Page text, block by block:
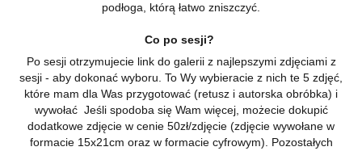
podłoga, którą łatwo zniszczyć.
Co po sesji?
Po sesji otrzymujecie link do galerii z najlepszymi zdjęciami z
sesji - aby dokonać wyboru. To Wy wybieracie z nich te 5 zdjęć,
które mam dla Was przygotować (retusz i autorska obróbka) i
wywołać Jeśli spodoba się Wam więcej, możecie dokupić
dodatkowe zdjęcie w cenie 50zł/zdjęcie (zdjęcie wywołane w
formacie 15x21cm oraz w formacie cyfrowym). Pozostałych